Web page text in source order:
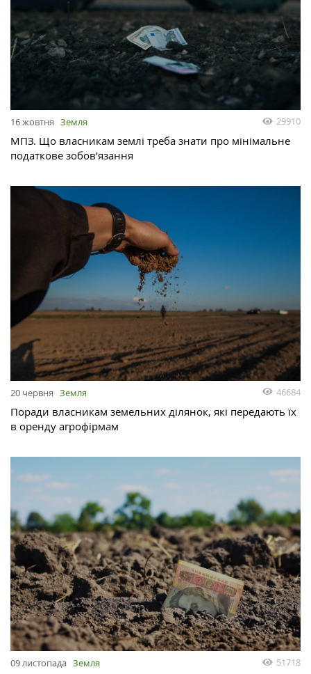
16 жовтня Земля 29910
МПЗ. Що власникам землі треба знати про мінімальне
податкове зобов’язання
20 червня Земля 46684
Поради власникам земельних ділянок, які передають їх
в оренду агрофірмам
09 листопада Земля 51718